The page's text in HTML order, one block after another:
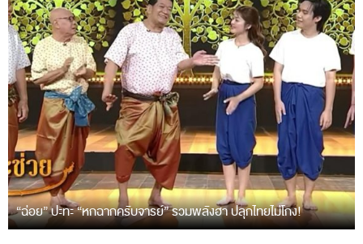
“ฉ่อย” ปะทะ “หกฉากครับจารย์” รวมพลังฮา ปลุกไทยไม่โกง!